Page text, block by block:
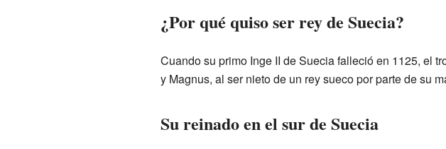
¿Por qué quiso ser rey de Suecia?
Cuando su primo Inge II de Suecia falleció en 1125, el
y Magnus, al ser nieto de un rey sueco por parte de su
Su reinado en el sur de Suecia